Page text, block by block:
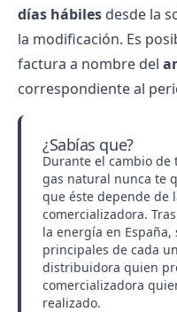
días hábiles desde la
la modificación. Es
factura a nombre del
correspondiente al
¿Sabías que?
Durante el cambio
gas natural nunca te
que éste depende de
comercializadora.
la energía en
principales de cada
distribuidora quien
comercializadora
realizado.